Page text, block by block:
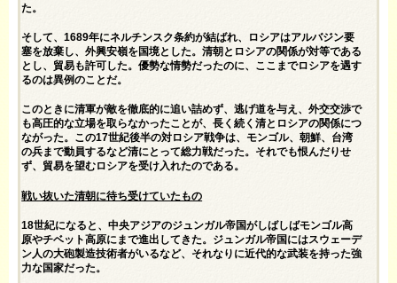
た。
そして、1689年にネルチンスク条約が結ばれ、ロシアはアルバジン要
塞を放棄し、外興安嶺を国境とした。清朝とロシアの関係が対等である
とし、貿易も許可した。優勢な情勢だったのに、ここまでロシアを遇す
るのは異例のことだ。
このときに清軍が敵を徹底的に追い詰めず、逃げ道を与え、外交交渉で
も高圧的な立場を取らなかったことが、長く続く清とロシアの関係につ
ながった。この17世紀後半の対ロシア戦争は、モンゴル、朝鮮、台湾
の兵まで動員するなど清にとって総力戦だった。それでも恨んだりせ
ず、貿易を望むロシアを受け入れたのである。
戦い抜いた清朝に待ち受けていたもの
18世紀になると、中央アジアのジュンガル帝国がしばしばモンゴル高
原やチベット高原にまで進出してきた。ジュンガル帝国にはスウェーデ
ン人の大砲製造技術者がいるなど、それなりに近代的な武装を持った強
力な国家だった。